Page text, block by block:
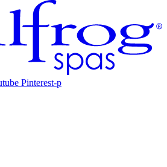
Pinterest-p